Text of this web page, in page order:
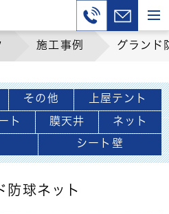
施工事例 グランド
その他 上屋テント
ト 膜天井 ネット
シート壁
防球ネット